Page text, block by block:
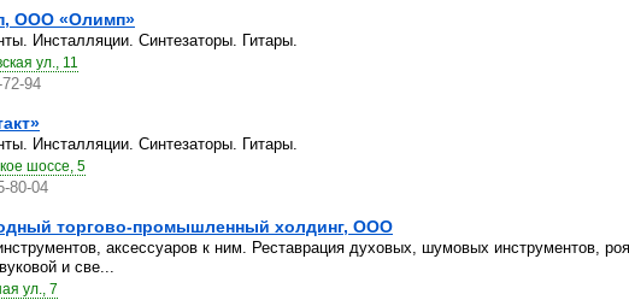
ООО «Олимп»
Инсталляции. Синтезаторы. Гитары.
ул., 11
94
Инсталляции. Синтезаторы. Гитары.
шоссе, 5
80-04
торгово-промышленный холдинг, ООО
аксессуаров к ним. Реставрация духовых, шумовых инструментов,
и све...
ул., 7